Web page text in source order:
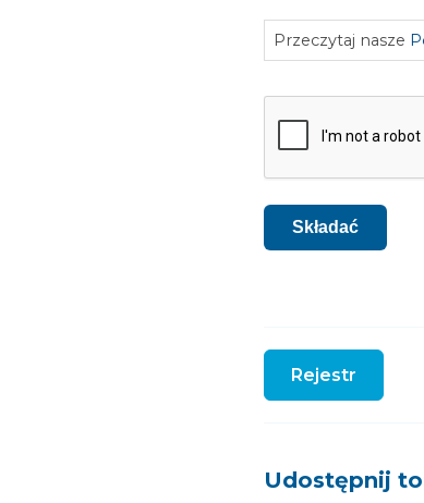
prywatności
Przeczytaj nasze
CAPTCHA
Składać
Rejestr
Udostępnij